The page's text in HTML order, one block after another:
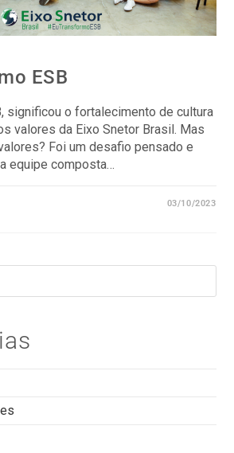
ESB
significou o fortalecimento de cultura
valores da Eixo Snetor Brasil. Mas
Foi um desafio pensado e
equipe composta…
03/10/2023